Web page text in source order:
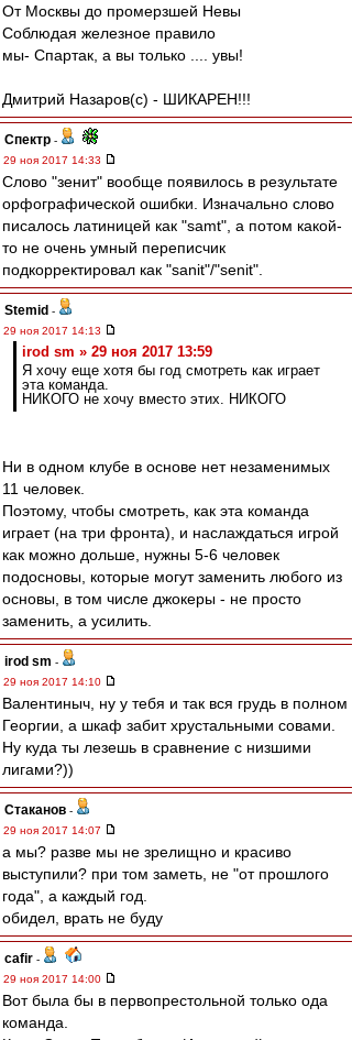
От Москвы до промерзшей Невы
Соблюдая железное правило
мы- Спартак, а вы только .... увы!
Дмитрий Назаров(с) - ШИКАРЕН!!!
Спектр -
29 ноя 2017 14:33
Слово "зенит" вообще появилось в результате
орфографической ошибки. Изначально слово
писалось латиницей как "samt", а потом какой-
то не очень умный переписчик
подкорректировал как "sanit"/"senit".
Stemid -
29 ноя 2017 14:13
irod sm » 29 ноя 2017 13:59
Я хочу еще хотя бы год смотреть как играет
эта команда.
НИКОГО не хочу вместо этих. НИКОГО
Ни в одном клубе в основе нет незаменимых
11 человек.
Поэтому, чтобы смотреть, как эта команда
играет (на три фронта), и наслаждаться игрой
как можно дольше, нужны 5-6 человек
подосновы, которые могут заменить любого из
основы, в том числе джокеры - не просто
заменить, а усилить.
irod sm -
29 ноя 2017 14:10
Валентиныч, ну у тебя и так вся грудь в полном
Георгии, а шкаф забит хрустальными совами.
Ну куда ты лезешь в сравнение с низшими
лигами?))
Cтаканов -
29 ноя 2017 14:07
а мы? разве мы не зрелищно и красиво
выступили? при том заметь, не "от прошлого
года", а каждый год.
обидел, врать не буду
cafir -
29 ноя 2017 14:00
Вот была бы в первопрестольной только ода
команда.